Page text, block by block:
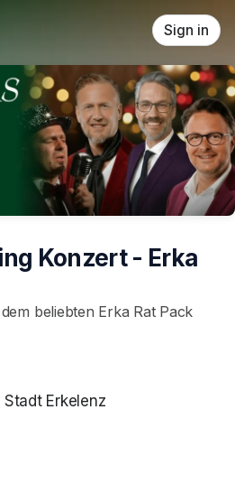
Sign in
Konzert - Erka
beliebten Erka Rat Pack
Stadt Erkelenz